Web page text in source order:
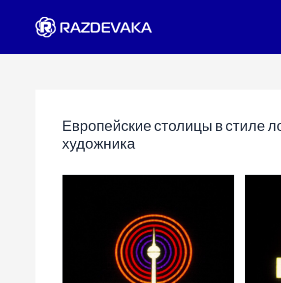
содержимому
Европейские столицы в стиле
художника